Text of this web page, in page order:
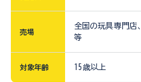
売場
全国の玩具専門店
等
対象年齢 15歳以上